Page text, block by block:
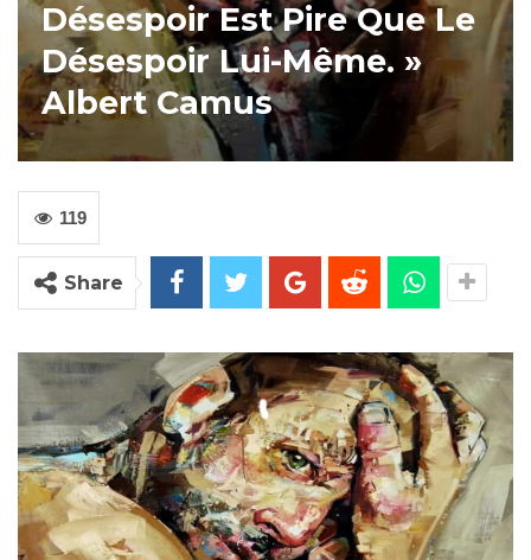
Désespoir Est Pire Que Le
Désespoir Lui-Même. »
Albert Camus
119
Share